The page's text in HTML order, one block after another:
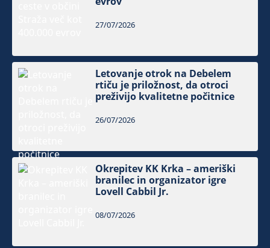
27/07/2026
Letovanje otrok na Debelem
rtiču je priložnost, da otroci
preživijo kvalitetne počitnice
26/07/2026
Okrepitev KK Krka – ameriški
branilec in organizator igre
Lovell Cabbil Jr.
08/07/2026